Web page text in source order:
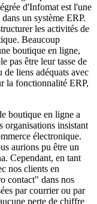
d'Infomat est l'une
un système ERP.
les activités de
Beaucoup
boutique en ligne,
pas être leur tasse de
liens adéquats avec
la fonctionnalité ERP,
boutique en ligne a
organisations insistant
électronique.
aurions pu être un
Cependant, en tant
nos clients en
contact" dans nos
par courrier ou par
perte de chiffre